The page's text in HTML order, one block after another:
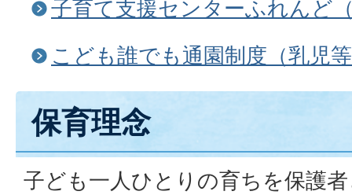
子育て支援センターふれんど
こども誰でも通園制度（乳児
保育理念
子ども一人ひとりの育ちを保護